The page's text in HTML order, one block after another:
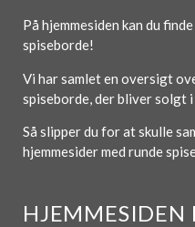
På hjemmesiden kan du
spiseborde!
Vi har samlet en oversigt
spiseborde, der bliver solgt i
Så slipper du for at skulle
hjemmesider med runde
HJEMMESIDEN